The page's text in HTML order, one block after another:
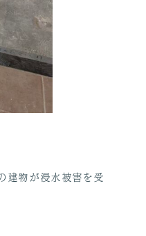
建物が浸水被害を受